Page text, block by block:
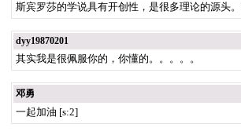
斯宾罗莎的学说具有开创性，是很多理论的源头
dyy19870201
其实我是很佩服你的，你懂的。。。。。
邓勇
一起加油 [s:2]